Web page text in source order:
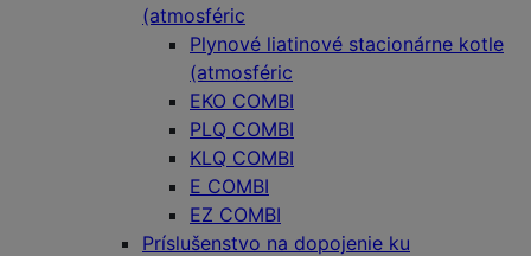
(atmosféric
Plynové liatinové stacionárne kotle
(atmosféric
EKO COMBI
PLQ COMBI
KLQ COMBI
E COMBI
EZ COMBI
Príslušenstvo na dopojenie ku